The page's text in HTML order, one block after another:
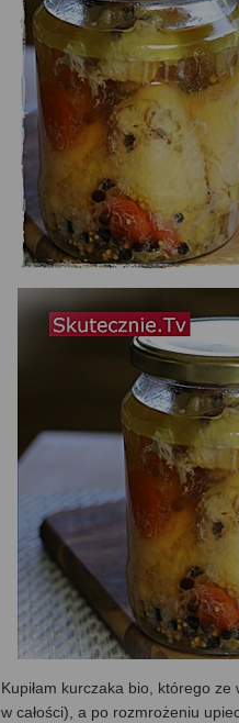
Kupiłam kurczaka bio, którego
w całości), a po rozmrożeniu